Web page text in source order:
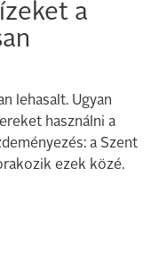
a
lehasalt. Ugyan
használni a
a Szent
ezek közé.